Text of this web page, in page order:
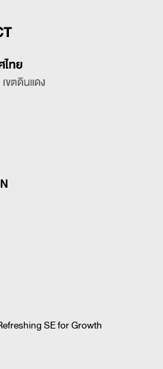
SE for Growth